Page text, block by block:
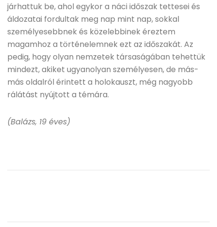
járhattuk be, ahol egykor a náci időszak tettesei és
áldozatai fordultak meg nap mint nap, sokkal
személyesebbnek és közelebbinek éreztem
magamhoz a történelemnek ezt az időszakát. Az
pedig, hogy olyan nemzetek társaságában tehettük
mindezt, akiket ugyanolyan személyesen, de más-
más oldalról érintett a holokauszt, még nagyobb
rálátást nyújtott a témára.
(Balázs, 19 éves)